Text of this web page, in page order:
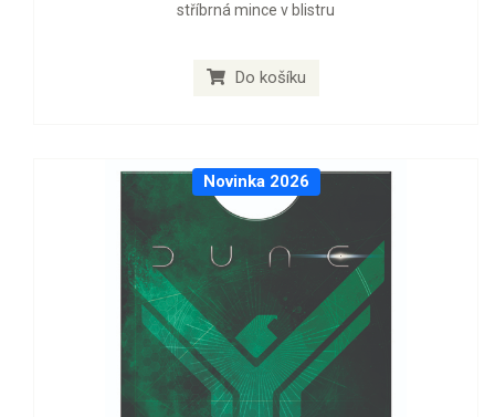
stříbrná mince v blistru
Do košíku
Novinka 2026